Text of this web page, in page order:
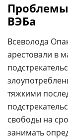
ВЭБа
Всеволода
арестовали в
тяжкими
свободы на
занимать